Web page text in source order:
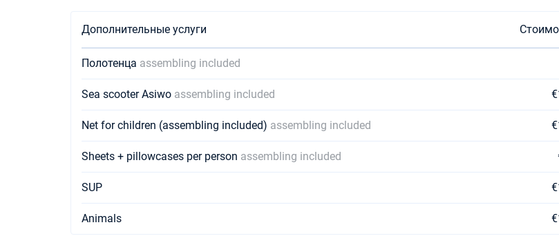
Дополнительные услуги
Полотенца assembling included
Sea scooter Asiwo assembling included
Net for children (assembling included) assembling included
Sheets + pillowcases per person assembling included
SUP
Animals